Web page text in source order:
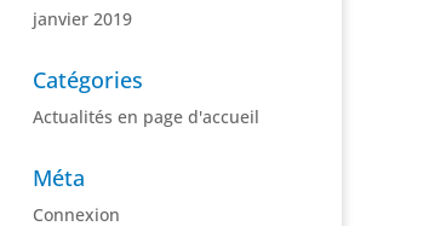
janvier 2019
Catégories
Actualités en page d'accueil
Méta
Connexion